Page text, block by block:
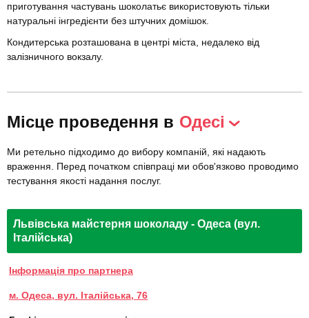
приготування частувань шоколатьє використовують тільки
натуральні інгредієнти без штучних домішок.
Кондитерська розташована в центрі міста, недалеко від
залізничного вокзалу.
Місце проведення в Одесі
Ми ретельно підходимо до вибору компаній, які надають
враження. Перед початком співпраці ми обов'язково проводимо
тестування якості надання послуг.
Львівська майстерня шоколаду - Одеса (вул.
Італійська)
Інформація про партнера
м. Одеса, вул. Італійська, 76